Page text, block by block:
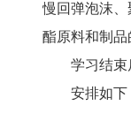
慢回弹泡沫
酯原料和制品
学习结束后
安排如下